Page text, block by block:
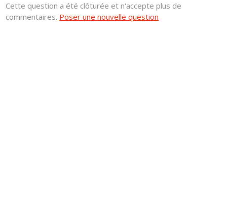
Cette question a été clôturée et n'accepte plus de
commentaires. Poser une nouvelle question